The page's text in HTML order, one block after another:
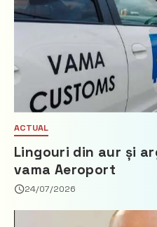
ACTUAL
Lingouri din aur și
vama Aeroport
24/07/2026